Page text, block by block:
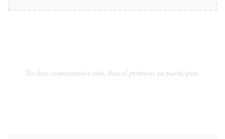
No hay comentarios aún. Sea el primero en participar.